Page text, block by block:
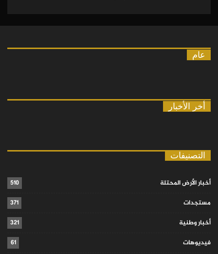
عام
أخر الأخبار
التصنيفات
أخبار الأرض المحتلة
510
مستجدات
371
أخبار وطنية
321
فيديوهات
61